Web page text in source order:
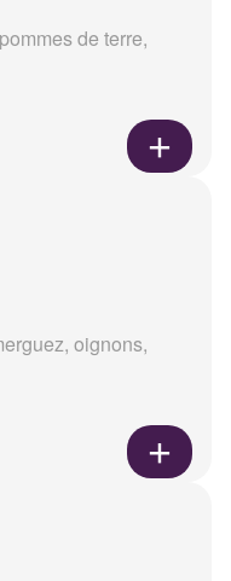
de terre,
oignons,